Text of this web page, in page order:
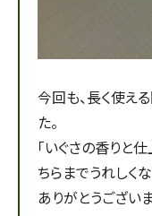
今回も、長く使え
た。
「いぐさの香りと
ちらまでうれしく
ありがとうござい